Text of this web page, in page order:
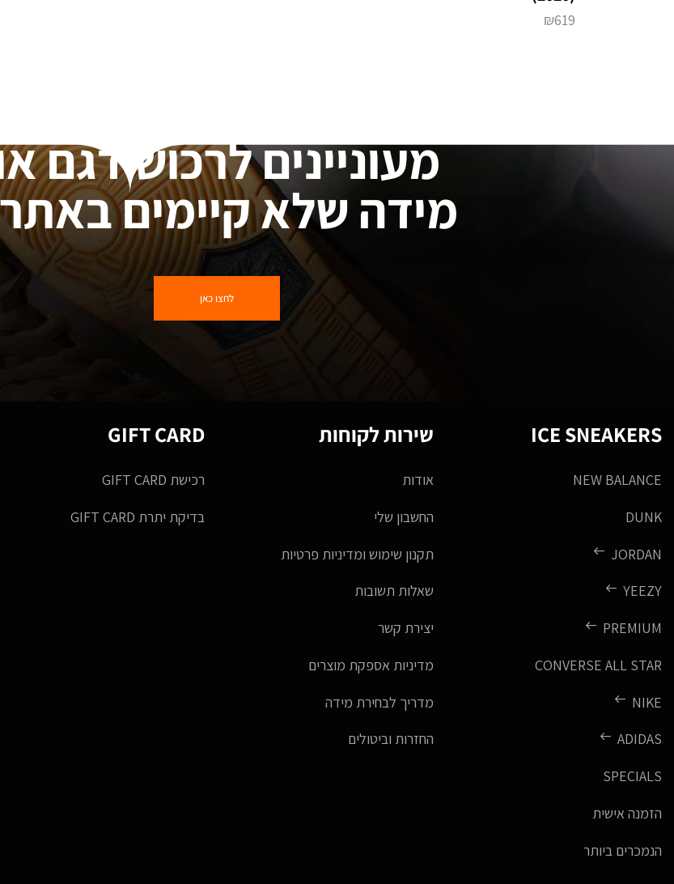
₪619
מעוניינים לרכוש דגם
מידה שלא קיימים
לחצו כאן
ICE SNEAKERS
NEW BALANCE
DUNK
JORDAN
YEEZY
PREMIUM
CONVERSE ALL STAR
NIKE
ADIDAS
SPECIALS
הזמנה אישית
הנמכרים ביותר
שירות לקוחות
אודות
החשבון שלי
תקנון שימוש ומדיניות פרטיות
שאלות תשובות
יצירת קשר
מדיניות אספקת מוצרים
מדריך לבחירת מידה
החזרות וביטולים
GIFT CARD
רכישת GIFT CARD
בדיקת יתרת GIFT CARD